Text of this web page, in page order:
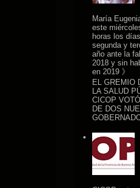
María
este
horas los
segunda y
año ante la
2018 y sin
en 2019 》
EL GREMIO
LA SALUD
CICOP
DE DOS